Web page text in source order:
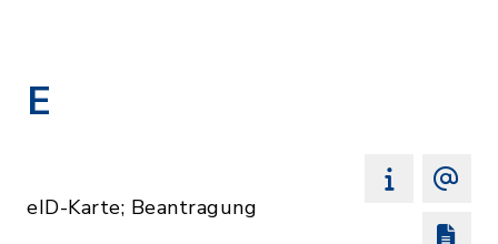
E
eID-Karte; Beantragung